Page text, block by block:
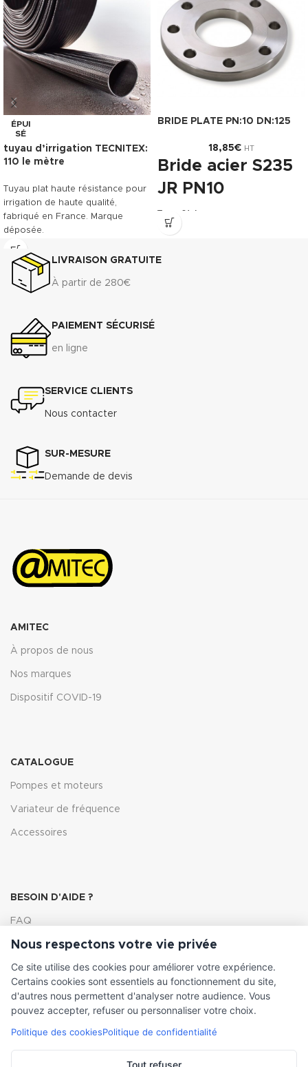
ÉPUI
SÉ
tuyau d’irrigation TECNITEX:
110 le mètre
Tuyau plat haute résistance pour
irrigation de haute qualité,
fabriqué en France. Marque
déposée.
Télécharger la fiche technique
(.pdf)
BRIDE PLATE PN:10 DN:125
18,85€ HT
Bride acier S235
JR PN10
Type 01 A
Gabarit de montage (GN) et
LIVRAISON GRATUITE
À partir de 280€
PAIEMENT SÉCURISÉ
en ligne
SERVICE CLIENTS
Nous contacter
SUR-MESURE
Demande de devis
AMITEC
À propos de nous
Nos marques
Dispositif COVID-19
CATALOGUE
Pompes et moteurs
Variateur de fréquence
Accessoires
BESOIN D'AIDE ?
FAQ
Lexique
Comment choisir ma pompe
INFORMATIONS LÉGALES
Nous respectons votre vie privée
Ce site utilise des cookies pour améliorer votre expérience.
Certains cookies sont essentiels au fonctionnement du site,
d'autres nous permettent d'analyser notre audience. Vous
pouvez accepter, refuser ou personnaliser votre choix.
Politique des cookiesPolitique de confidentialité
Tout refuser